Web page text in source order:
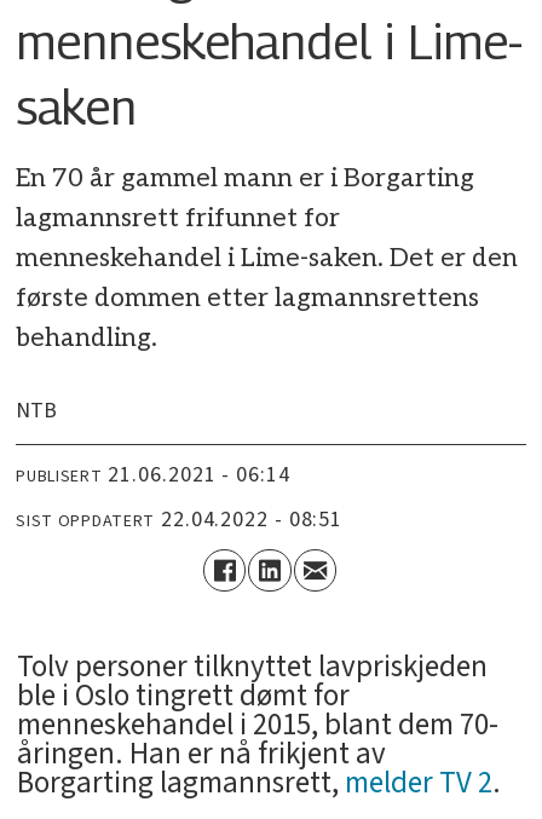
menneskehandel i Lime-
saken
En 70 år gammel mann er i Borgarting
lagmannsrett frifunnet for
menneskehandel i Lime-saken. Det er den
første dommen etter lagmannsrettens
behandling.
NTB
PUBLISERT 21.06.2021 - 06:14
SIST OPPDATERT 22.04.2022 - 08:51
Tolv personer tilknyttet lavpriskjeden
ble i Oslo tingrett dømt for
menneskehandel i 2015, blant dem 70-
åringen. Han er nå frikjent av
Borgarting lagmannsrett, melder TV 2.